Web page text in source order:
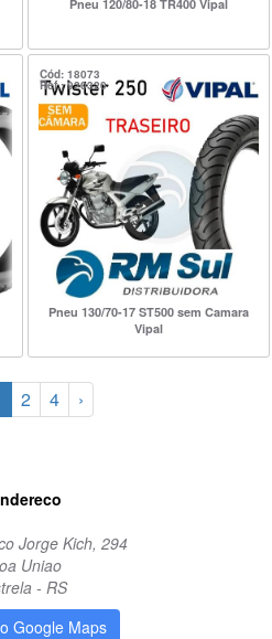
Pneu 120/80-18 TR400 Vipal
Cód: 18073
Ref.: 920320
Pneu 130/70-17 ST500 sem Camara
Vipal
2 4 ›
Jorge Kich, 294
Uniao
- RS
Google Maps